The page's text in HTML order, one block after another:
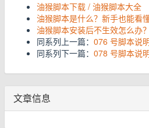
油猴脚本下载 / 油猴脚本大全
油猴脚本是什么？新手也能看
油猴脚本安装后不生效怎么办？
同系列上一篇： 076 号脚本说
同系列下一篇： 078 号脚本说
文章信息